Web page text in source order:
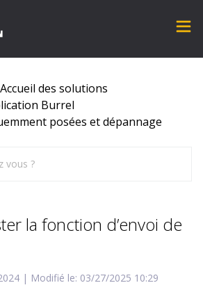
Accueil des solutions
Burrel
posées et dépannage
la fonction d’envoi de
| Modifié le: 03/27/2025 10:29